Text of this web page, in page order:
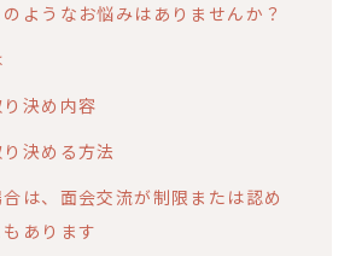
ようなお悩みはありませんか？
決め内容
決める方法
は、面会交流が制限または認め
あります